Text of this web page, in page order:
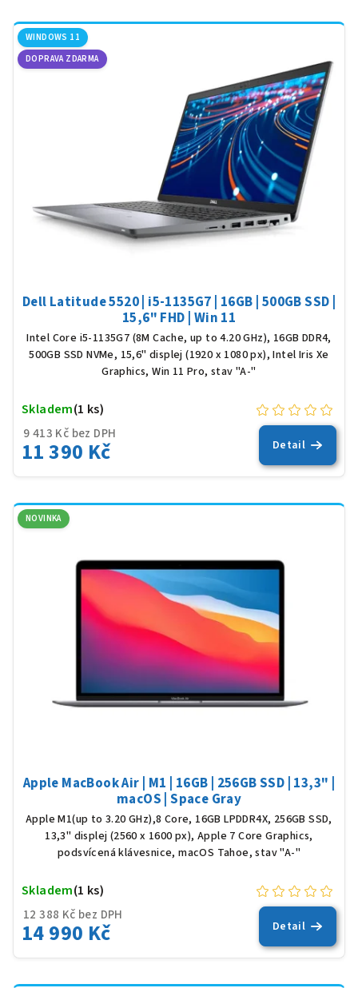
WINDOWS 11
DOPRAVA ZDARMA
Dell Latitude 5520 | i5-1135G7 | 16GB | 500GB SSD |
15,6" FHD | Win 11
Intel Core i5-1135G7 (8M Cache, up to 4.20 GHz), 16GB DDR4,
500GB SSD NVMe, 15,6" displej (1920 x 1080 px), Intel Iris Xe
Graphics, Win 11 Pro, stav "A-"
9 413 Kč bez DPH
11 390 Kč
Skladem(1 ks)
Detail
NOVINKA
Apple MacBook Air | M1 | 16GB | 256GB SSD | 13,3" |
macOS | Space Gray
Apple M1(up to 3.20 GHz),8 Core, 16GB LPDDR4X, 256GB SSD,
13,3" displej (2560 x 1600 px), Apple 7 Core Graphics,
podsvícená klávesnice, macOS Tahoe, stav "A-"
12 388 Kč bez DPH
14 990 Kč
Skladem(1 ks)
Detail